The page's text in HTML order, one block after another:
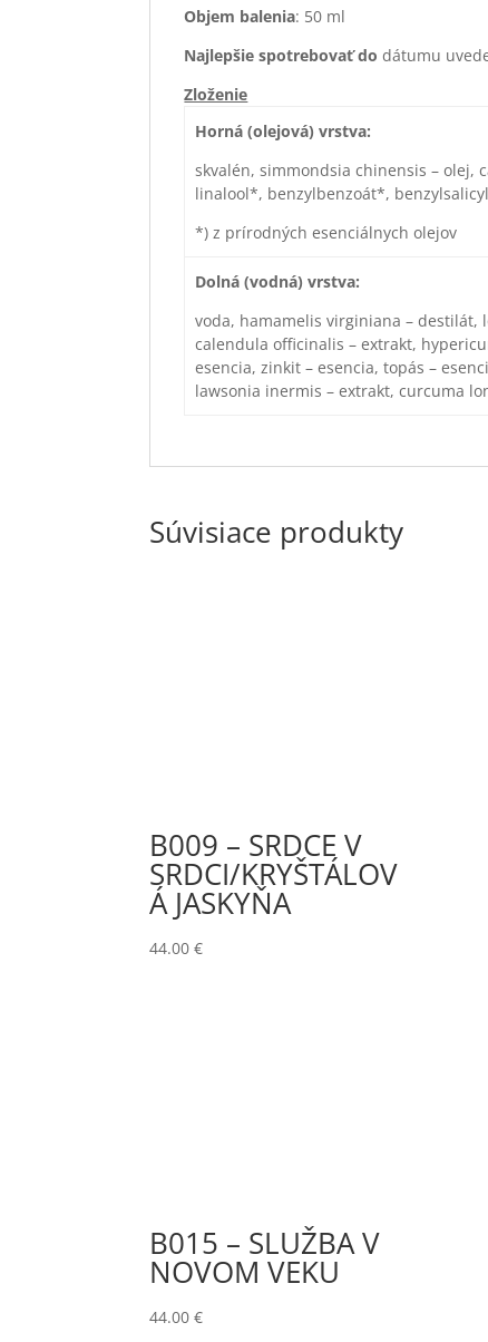
Objem balenia: 50 ml
Najlepšie spotrebovaťdodátumu
Zloženie
Horná (olejová) vrstva:
skvalén, simmondsia chinensis – olej,
linalool*, benzylbenzoát*,
*) z prírodných esenciálnych olejov
Dolná (vodná) vrstva:
voda, hamamelis virginiana –
calendula officinalis – extrakt,
esencia, zinkit – esencia, topás –
lawsonia inermis – extrakt, curcuma
Súvisiace produkty
B009 – SRDCE V
SRDCI/KRYŠTÁLOV
Á JASKYŇA
44.00€
B015 – SLUŽBA V
NOVOM VEKU
44.00€